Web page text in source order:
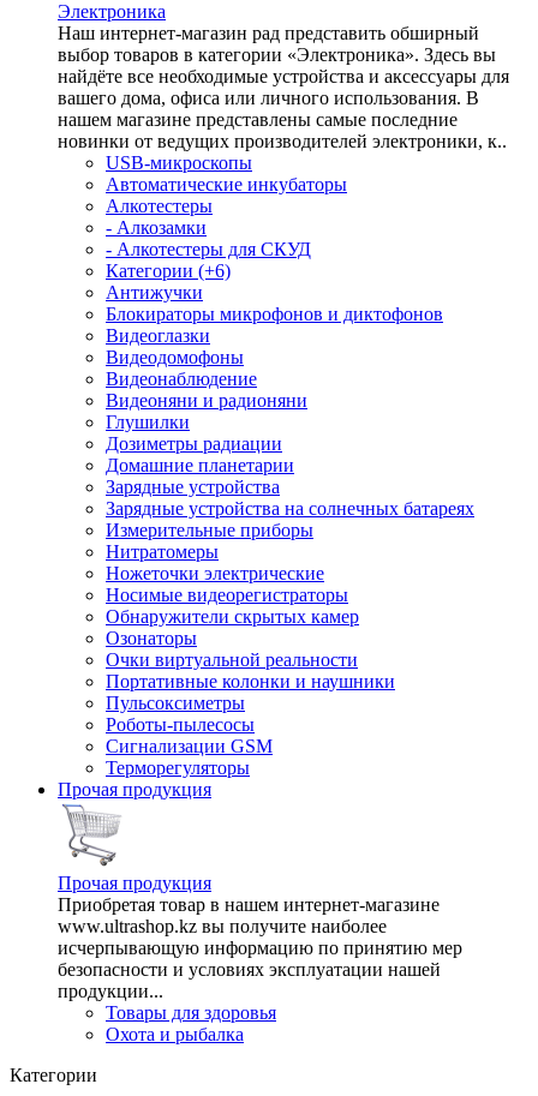
Электроника
Наш интернет-магазин рад представить обширный
выбор товаров в категории «Электроника». Здесь вы
найдёте все необходимые устройства и аксессуары для
вашего дома, офиса или личного использования. В
нашем магазине представлены самые последние
новинки от ведущих производителей электроники, к..
USB-микроскопы
Автоматические инкубаторы
Алкотестеры
- Алкозамки
- Алкотестеры для СКУД
Категории (+6)
Антижучки
Блокираторы микрофонов и диктофонов
Видеоглазки
Видеодомофоны
Видеонаблюдение
Видеоняни и радионяни
Глушилки
Дозиметры радиации
Домашние планетарии
Зарядные устройства
Зарядные устройства на солнечных батареях
Измерительные приборы
Нитратомеры
Ножеточки электрические
Носимые видеорегистраторы
Обнаружители скрытых камер
Озонаторы
Очки виртуальной реальности
Портативные колонки и наушники
Пульсоксиметры
Роботы-пылесосы
Сигнализации GSM
Терморегуляторы
Прочая продукция
Прочая продукция
Приобретая товар в нашем интернет-магазине
www.ultrashop.kz вы получите наиболее
исчерпывающую информацию по принятию мер
безопасности и условиях эксплуатации нашей
продукции...
Товары для здоровья
Охота и рыбалка
Категории